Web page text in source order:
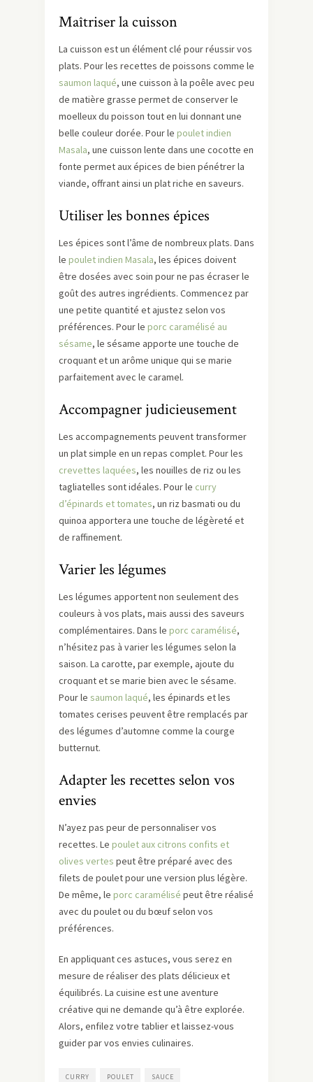
Maîtriser la cuisson
La cuisson est un élément clé pour réussir vos
plats. Pour les recettes de poissons comme le
saumon laqué, une cuisson à la poêle avec peu
de matière grasse permet de conserver le
moelleux du poisson tout en lui donnant une
belle couleur dorée. Pour le poulet indien
Masala, une cuisson lente dans une cocotte en
fonte permet aux épices de bien pénétrer la
viande, offrant ainsi un plat riche en saveurs.
Utiliser les bonnes épices
Les épices sont l’âme de nombreux plats. Dans
le poulet indien Masala, les épices doivent
être dosées avec soin pour ne pas écraser le
goût des autres ingrédients. Commencez par
une petite quantité et ajustez selon vos
préférences. Pour le porc caramélisé au
sésame, le sésame apporte une touche de
croquant et un arôme unique qui se marie
parfaitement avec le caramel.
Accompagner judicieusement
Les accompagnements peuvent transformer
un plat simple en un repas complet. Pour les
crevettes laquées, les nouilles de riz ou les
tagliatelles sont idéales. Pour le curry
d’épinards et tomates, un riz basmati ou du
quinoa apportera une touche de légèreté et
de raffinement.
Varier les légumes
Les légumes apportent non seulement des
couleurs à vos plats, mais aussi des saveurs
complémentaires. Dans le porc caramélisé,
n’hésitez pas à varier les légumes selon la
saison. La carotte, par exemple, ajoute du
croquant et se marie bien avec le sésame.
Pour le saumon laqué, les épinards et les
tomates cerises peuvent être remplacés par
des légumes d’automne comme la courge
butternut.
Adapter les recettes selon vos
envies
N’ayez pas peur de personnaliser vos
recettes. Le poulet aux citrons confits et
olives vertes peut être préparé avec des
filets de poulet pour une version plus légère.
De même, le porc caramélisé peut être réalisé
avec du poulet ou du bœuf selon vos
préférences.
En appliquant ces astuces, vous serez en
mesure de réaliser des plats délicieux et
équilibrés. La cuisine est une aventure
créative qui ne demande qu’à être explorée.
Alors, enfilez votre tablier et laissez-vous
guider par vos envies culinaires.
CURRY POULET SAUCE